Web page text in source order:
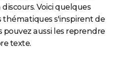
Voici quelques
thématiques s'inspirent de
pouvez aussi les reprendre
texte.